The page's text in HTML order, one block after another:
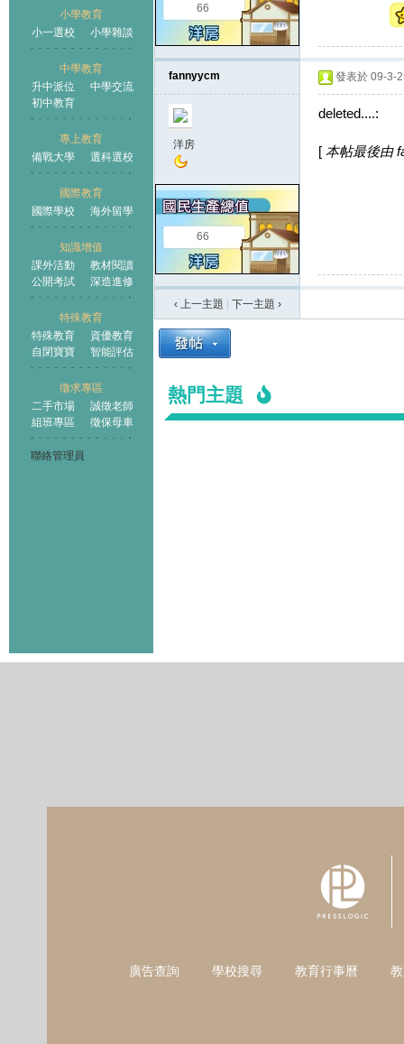
小學教育
小一選校
小學雜談
中學教育
升中派位
中學交流
初中教育
專上教育
備戰大學
選科選校
國際教育
國際學校
海外留學
知識增值
課外活動
教材閱讀
公開考試
深造進修
特殊教育
特殊教育
資優教育
自閉寶寶
智能評估
徵求專區
二手市場
誠徵老師
組班專區
徵保母車
聯絡管理員
66
fannyycm
洋房
66
發表於 09-3-
deleted....:
[ 本帖最後由
‹ 上一主題 下一主題 ›
熱門主題
廣告查詢 學校搜尋 教育行事曆